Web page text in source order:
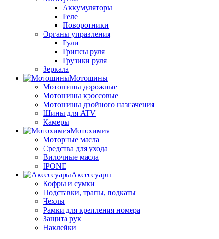
Аккумуляторы
Реле
Поворотники
Органы управления
Рули
Грипсы руля
Грузики руля
Зеркала
Мотошины
Мотошины дорожные
Мотошины кроссовые
Мотошины двойного назначения
Шины для ATV
Камеры
Мотохимия
Моторные масла
Средства для ухода
Вилочные масла
IPONE
Аксессуары
Кофры и сумки
Подставки, трапы, подкаты
Чехлы
Рамки для крепления номера
Защита рук
Наклейки